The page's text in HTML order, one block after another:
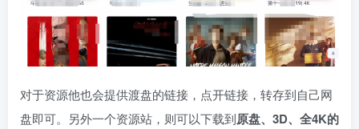
对于资源他也会提供渡盘的链接，点开链接，转存到自己网
盘即可。另外一个资源站，则可以下载到原盘、3D、全4K的